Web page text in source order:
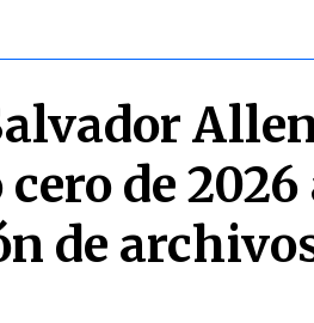
de
de